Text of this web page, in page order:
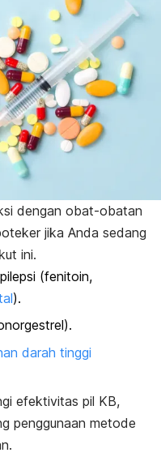
dengan obat-obatan
jika Anda sedang
ini.
(fenitoin,
).
darah tinggi
efektivitas pil KB,
penggunaan metode